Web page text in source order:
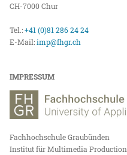
CH-7000 Chur
Tel.:+41 (0)81 286 24 24
E-Mail:imp@fhgr.ch
IMPRESSUM
Fachhochschule Graubünden
Institut für Multimedia Production